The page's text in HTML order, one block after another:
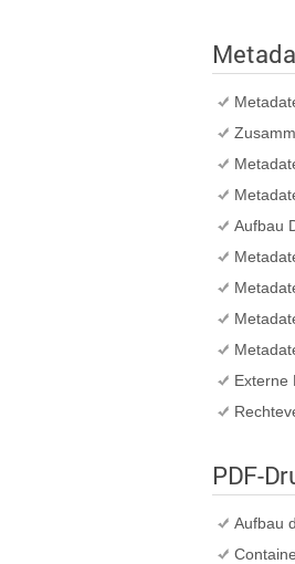
Aufbau
Externe
PDF-
Aufbau